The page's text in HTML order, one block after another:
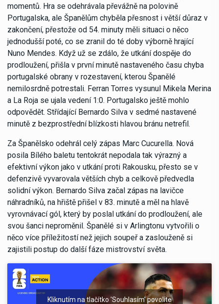
momentů. Hra se odehrávala převážně na polovině
Portugalska, ale Španělům chyběla přesnost i větší důraz v
zakončení, přestože od 54. minuty měli situaci o něco
jednodušší poté, co se zranil do té doby výborně hrající
Nuno Mendes. Když už se zdálo, že utkání dospěje do
prodloužení, přišla v první minutě nastaveného času chyba
portugalské obrany v rozestavení, kterou Španělé
nemilosrdně potrestali. Ferran Torres vysunul Mikela Merina
a La Roja se ujala vedení 1:0. Portugalsko ještě mohlo
odpovědět. Střídající Bernardo Silva v sedmé nastavené
minutě z bezprostřední blízkosti hlavou bránu netrefil.
Za Španělsko odehrál celý zápas Marc Cucurella. Nová
posila Bílého baletu tentokrát nepodala tak výrazný a
efektivní výkon jako v utkání proti Rakousku, přesto se v
defenzivě vyvarovala větších chyb a celkově předvedla
solidní výkon. Bernardo Silva začal zápas na lavičce
náhradníků, na hřiště přišel v 83. minutě a měl na hlavě
vyrovnávací gól, který by poslal utkání do prodloužení, ale
svou šanci neproměnil. Španělé si v Arlingtonu vytvořili o
něco více příležitostí než jejich soupeř a zaslouženě si
zajistili postup do další fáze mistrovství světa.
Kliknutím na tlačítko 'Souhlasím' povolíte